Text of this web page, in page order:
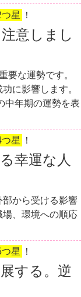
つ星 ！
意しまし
要な運勢です。
に影響します。
中年期の運勢を表
星 ！
幸運な人
から受ける影響
、環境への順応
星 ！
する。逆